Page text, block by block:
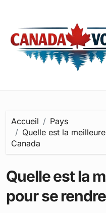
contenu
Accueil
Pays
Quelle est la
Canada
Quelle est la
pour se